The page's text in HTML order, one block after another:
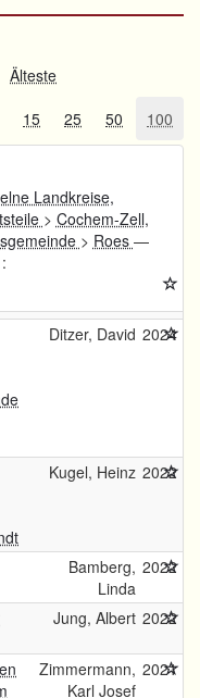
Älteste
15 25 50 100
Landkreise,
> Cochem-Zell,
> Roes —
Ditzer, David 2024
Kugel, Heinz 2022
Bamberg,
Linda
2022
Jung, Albert 2022
Zimmermann,
Karl Josef
2021